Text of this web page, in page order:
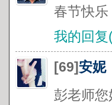
春节快乐
我的回
[69]安妮
彭老师您